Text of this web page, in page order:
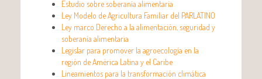
Estudio sobre soberanía alimentaria
Ley Modelo de Agricultura Familiar del PARLATINO
Ley marco Derecho a la alimentación, seguridad y
soberanía alimentaria
Legislar para promover la agroecología en la
región de América Latina y el Caribe
Lineamientos para la transformación climática